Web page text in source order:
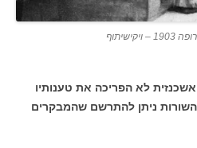
לא הפריכה את טענותיו
השורות ניתן להתרשם שהמבקרים